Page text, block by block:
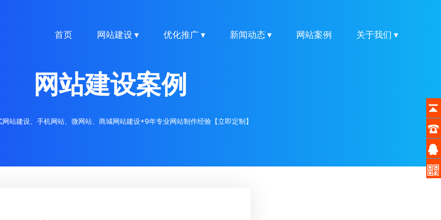
首页 网站建设 ▾ 优化推广 ▾ 新闻动态 ▾ 网站案例 关于我们 ▾
网站建设案例
站建设、手机网站、微网站、商城网站建设+9年专业网站制作经验【立即定制】